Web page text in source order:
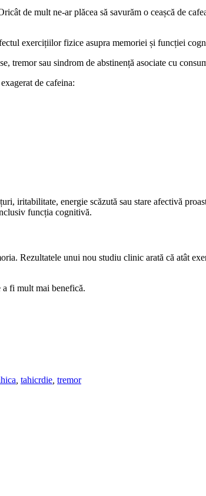
de mult ne-ar plăcea să savurăm o ceașcă de
exercițiilor fizice asupra memoriei și funcției
tremor sau sindrom de abstinență asociate cu
de cafeina:
iritabilitate, energie scăzută sau stare afectivă
funcția cognitivă.
Rezultatele unui nou studiu clinic arată că atât
a fi mult mai benefică.
tahicrdie tremor